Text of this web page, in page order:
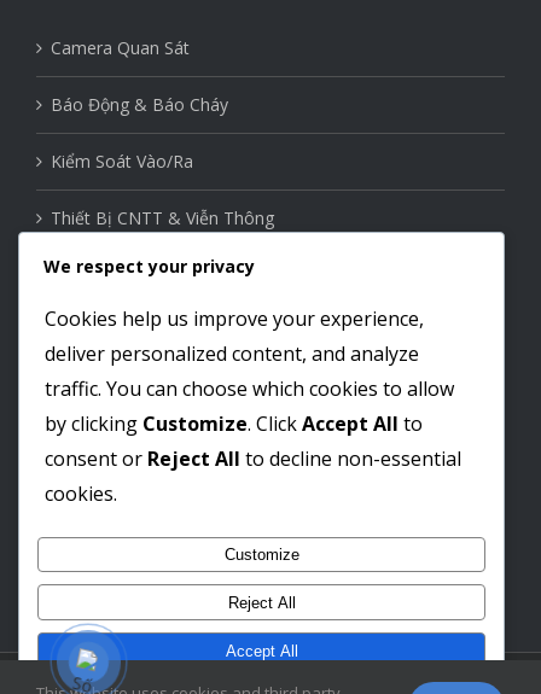
Camera Quan Sát
Báo Động & Báo Cháy
Kiểm Soát Vào/Ra
Thiết Bị CNTT & Viễn Thông
Thiết Bị Mạng
Nhà Thông Minh
Liên kết mạng xã hội
© Copyright 2012- 2026 byLE PHAM TECHNOLOGY JSC | All Rights
We respect your privacy
Cookies help us improve your experience,
deliver personalized content, and analyze
traffic. You can choose which cookies to allow
by clicking Customize. ClickAccept All to
consent or Reject All to decline non-essential
cookies.
Customize
Reject All
Accept All